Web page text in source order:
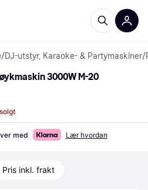
/DJ-utstyr, Karaoke- & Partymaskiner/
3000W M-20
med Lær hvordan
Pris inkl. frakt